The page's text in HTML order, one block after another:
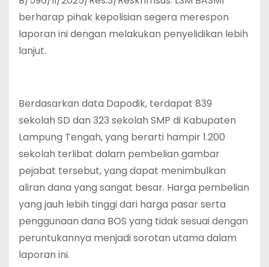
berharap pihak kepolisian segera merespon
laporan ini dengan melakukan penyelidikan lebih
lanjut.
Berdasarkan data Dapodik, terdapat 839
sekolah SD dan 323 sekolah SMP di Kabupaten
Lampung Tengah, yang berarti hampir 1.200
sekolah terlibat dalam pembelian gambar
pejabat tersebut, yang dapat menimbulkan
aliran dana yang sangat besar. Harga pembelian
yang jauh lebih tinggi dari harga pasar serta
penggunaan dana BOS yang tidak sesuai dengan
peruntukannya menjadi sorotan utama dalam
laporan ini.